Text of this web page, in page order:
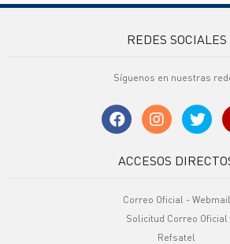
REDES SOCIALES
Síguenos en nuestras
ACCESOS
Correo Oficial - Webmail
Solicitud Correo Oficial
Refsatel